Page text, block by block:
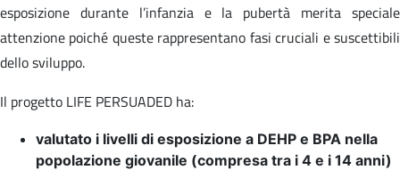
esposizione durante l’infanzia e la pubertà merita speciale
attenzione poiché queste rappresentano fasi cruciali e suscettibili
dello sviluppo.
Il progetto LIFE PERSUADED ha:
valutato i livelli di esposizione a DEHP e BPA nella
popolazione giovanile (compresa tra i 4 e i 14 anni)